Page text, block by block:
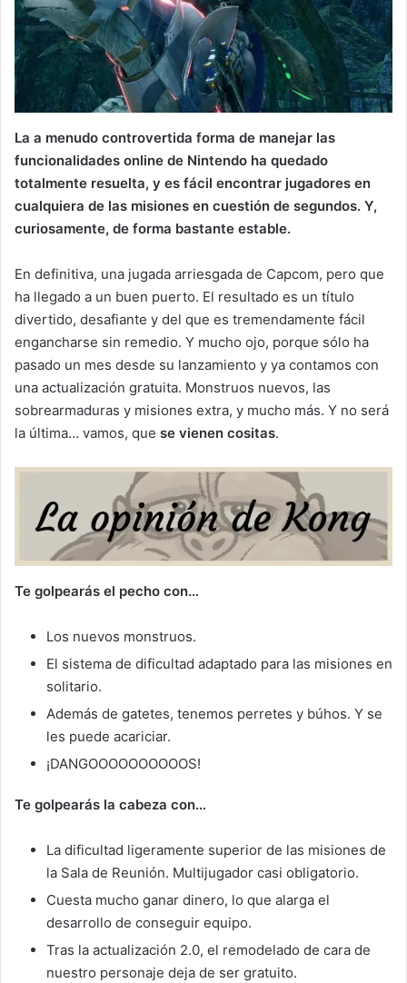
La a menudo controvertida forma de manejar las
funcionalidades online de Nintendo ha quedado
totalmente resuelta, y es fácil encontrar jugadores en
cualquiera de las misiones en cuestión de segundos. Y,
curiosamente, de forma bastante estable.
En definitiva, una jugada arriesgada de Capcom, pero que
ha llegado a un buen puerto. El resultado es un título
divertido, desafiante y del que es tremendamente fácil
engancharse sin remedio. Y mucho ojo, porque sólo ha
pasado un mes desde su lanzamiento y ya contamos con
una actualización gratuita. Monstruos nuevos, las
sobrearmaduras y misiones extra, y mucho más. Y no será
la última… vamos, que se vienen cositas.
Te golpearás el pecho con…
Los nuevos monstruos.
El sistema de dificultad adaptado para las misiones en
solitario.
Además de gatetes, tenemos perretes y búhos. Y se
les puede acariciar.
¡DANGOOOOOOOOOOS!
Te golpearás la cabeza con…
La dificultad ligeramente superior de las misiones de
la Sala de Reunión. Multijugador casi obligatorio.
Cuesta mucho ganar dinero, lo que alarga el
desarrollo de conseguir equipo.
Tras la actualización 2.0, el remodelado de cara de
nuestro personaje deja de ser gratuito.